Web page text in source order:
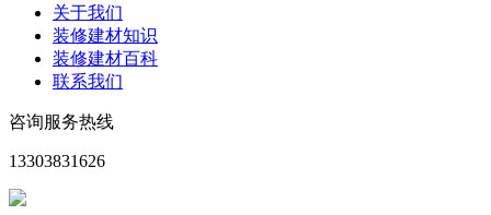
关于我们
装修建材知识
装修建材百科
联系我们
咨询服务热线
13303831626